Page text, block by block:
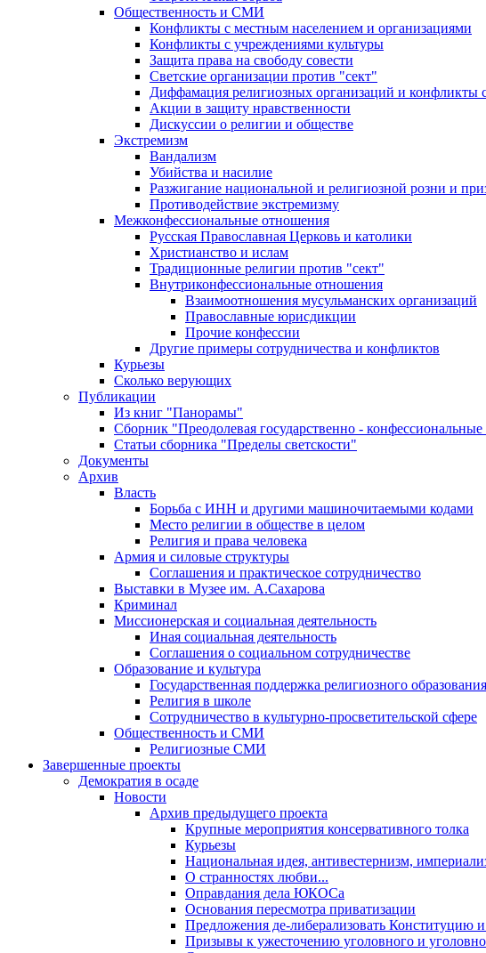
Общественность и СМИ
Конфликты с местным населением и организациями
Конфликты с учреждениями культуры
Защита права на свободу совести
Светские организации против "сект"
Диффамация религиозных организаций и
Акции в защиту нравственности
Дискуссии о религии и обществе
Экстремизм
Вандализм
Убийства и насилие
Разжигание национальной и религиозной розни и
Противодействие экстремизму
Межконфессиональные отношения
Русская Православная Церковь и католики
Христианство и ислам
Традиционные религии против "сект"
Внутриконфессиональные отношения
Взаимоотношения мусульманских организаций
Православные юрисдикции
Прочие конфессии
Другие примеры сотрудничества и конфликтов
Курьезы
Сколько верующих
Публикации
Из книг "Панорамы"
Сборник "Преодолевая государственно -
Статьи сборника "Пределы светскости"
Документы
Архив
Власть
Борьба с ИНН и другими машиночитаемыми кодами
Место религии в обществе в целом
Религия и права человека
Армия и силовые структуры
Соглашения и практическое сотрудничество
Выставки в Музее им. А.Сахарова
Криминал
Миссионерская и социальная деятельность
Иная социальная деятельность
Соглашения о социальном сотрудничестве
Образование и культура
Государственная поддержка религиозного образования
Религия в школе
Сотрудничество в культурно-просветительской сфере
Общественность и СМИ
Религиозные СМИ
Завершенные проекты
Демократия в осаде
Новости
Архив предыдущего проекта
Крупные мероприятия консервативного толка
Курьезы
Национальная идея, антивестернизм,
О странностях любви...
Оправдания дела ЮКОСа
Основания пересмотра приватизации
Предложения де-либерализовать Конституцию
Призывы к ужесточению уголовного и